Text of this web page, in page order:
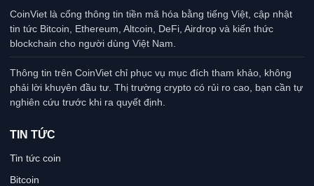
CoinViet là cổng thông tin tiền mã hóa bằng tiếng Việt, cập nhật
tin tức Bitcoin, Ethereum, Altcoin, DeFi, Airdrop và kiến thức
blockchain cho người dùng Việt Nam.
Thông tin trên CoinViet chỉ phục vụ mục đích tham khảo, không
phải lời khuyên đầu tư. Thị trường crypto có rủi ro cao, bạn cần tự
nghiên cứu trước khi ra quyết định.
TIN TỨC
Tin tức coin
Bitcoin